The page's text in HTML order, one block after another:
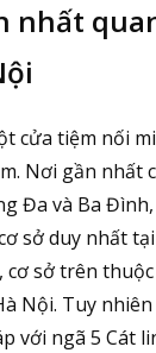
nhất
cửa tiệm nối
Nơi gần nhất
Đa và Ba
sở duy nhất
cơ sở trên
Nội. Tuy
với ngã 5 Cát